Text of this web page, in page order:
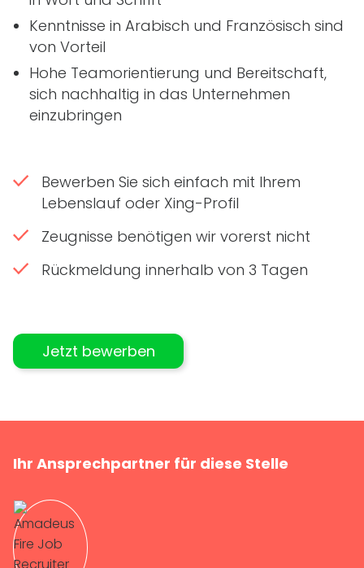
Kenntnisse in Arabisch und Französisch sind
von Vorteil
Hohe Teamorientierung und Bereitschaft,
sich nachhaltig in das Unternehmen
einzubringen
Bewerben Sie sich einfach mit Ihrem
Lebenslauf oder Xing-Profil
Zeugnisse benötigen wir vorerst nicht
Rückmeldung innerhalb von 3 Tagen
Jetzt bewerben
Ihr Ansprechpartner für diese Stelle